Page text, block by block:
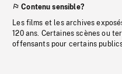
Contenu sensible?
Les films et les archives
120 ans. Certaines scènes ou
offensants pour certains